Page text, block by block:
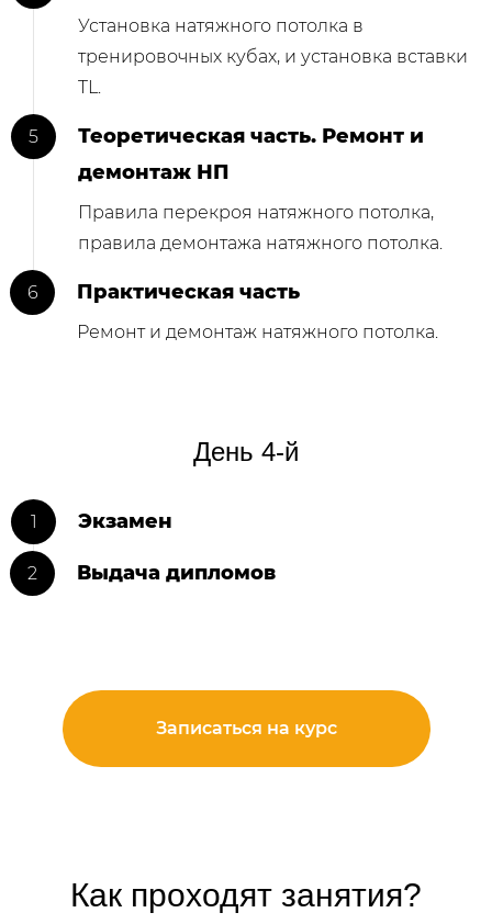
Установка натяжного потолка в
тренировочных кубах, и установка вставки
TL.
Теоретическая часть. Ремонт и
демонтаж НП
Правила перекроя натяжного потолка,
правила демонтажа натяжного потолка.
Практическая часть
Ремонт и демонтаж натяжного потолка.
День 4-й
Экзамен
Выдача дипломов
Записаться на курс
Как проходят занятия?